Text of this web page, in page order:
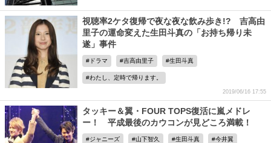
視聴率2ケタ復帰で夜な夜な飲み歩き!? 吉高由
里子の運命変えた生田斗真の「お持ち帰り未
遂」事件
ドラマ 吉高由里子 生田斗真
わたし、定時で帰ります。
2019/06/16 17:55
タッキー＆翼・FOUR TOPS復活に嵐メドレ
ー！ 平成最後のカウコンが見どころ満載！
ジャニーズ 山下智久 生田斗真 今井翼